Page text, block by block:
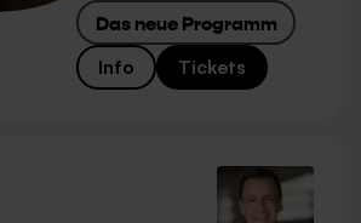
Das neue Programm
Info Tickets